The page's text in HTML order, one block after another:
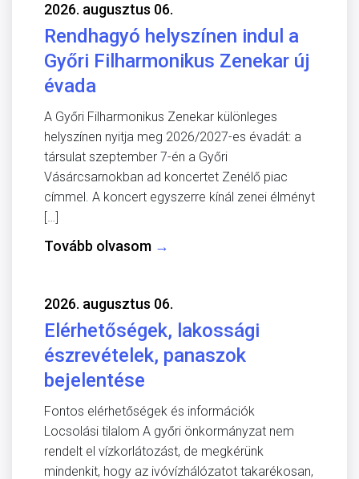
2026. augusztus 06.
Rendhagyó helyszínen indul a
Győri Filharmonikus Zenekar új
évada
A Győri Filharmonikus Zenekar különleges
helyszínen nyitja meg 2026/2027-es évadát: a
társulat szeptember 7-én a Győri
Vásárcsarnokban ad koncertet Zenélő piac
címmel. A koncert egyszerre kínál zenei élményt
[…]
Tovább olvasom →
2026. augusztus 06.
Elérhetőségek, lakossági
észrevételek, panaszok
bejelentése
Fontos elérhetőségek és információk
Locsolási tilalom A győri önkormányzat nem
rendelt el vízkorlátozást, de megkérünk
mindenkit, hogy az ivóvízhálózatot takarékosan,